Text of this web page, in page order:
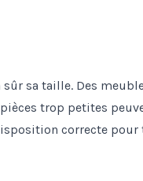
sa taille. Des
trop petites
correcte pour